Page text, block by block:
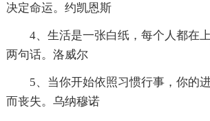
决定命运。约凯恩斯
4、生活是一张白纸，每个人都在
两句话。洛威尔
5、当你开始依照习惯行事，你的
而丧失。乌纳穆诺